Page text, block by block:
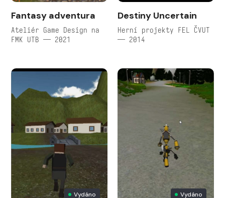
Fantasy adventura
Ateliér Game Design na
FMK UTB — 2021
Destiny Uncertain
Herní projekty FEL ČVUT
— 2014
Vydáno Vydáno